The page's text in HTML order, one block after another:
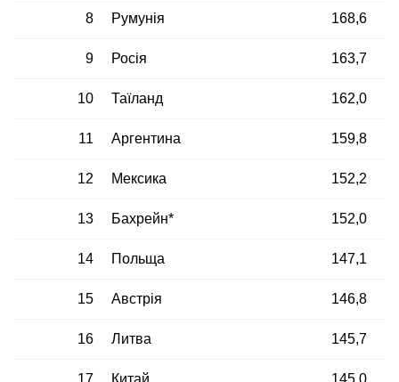
8 Румунія 168,6
9 Росія 163,7
10 Таїланд 162,0
11 Аргентина 159,8
12 Мексика 152,2
13 Бахрейн* 152,0
14 Польща 147,1
15 Австрія 146,8
16 Литва 145,7
17 Китай 145,0